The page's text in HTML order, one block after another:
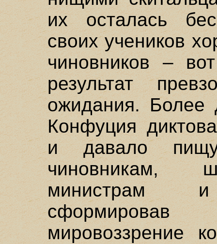
их осталась
своих учеников
чиновников –
результат
ожидания. Более
Конфуция
и давало
чиновникам,
министрам и
мировоззрение